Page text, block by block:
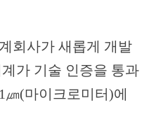
회사가 새롭게 개발
가 기술 인증을 통과
(마이크로미터)에